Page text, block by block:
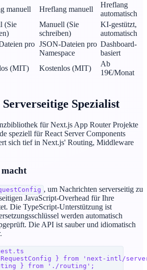
manuell Hreflang manuell
Hreflang
automatisch
(Sie
Manuell (Sie
schreiben)
KI-gestützt,
automatisch
pro JSON-Dateien pro
Namespace
Dashboard-
basiert
(MIT) Kostenlos (MIT)
Ab
19€/Monat
Spezialist
für Next.js App Router Projekte
speziell für React Server Components
sich tief in Next.js' Routing, Middleware
, um Nachrichten serverseitig zu
JavaScript-Overhead für Ihre
Die TypeScript-Unterstützung ist
werden automatisch
Die API ist sauber und idiomatisch
} from 'next-intl/
} from './routing' ;